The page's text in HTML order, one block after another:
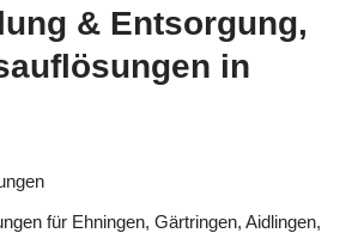
& Entsorgung,
in
für Ehningen, Gärtringen, Aidlingen,